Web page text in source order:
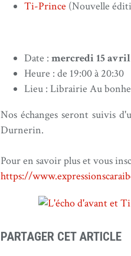
Ti-Prince (Nouvelle
Date : mercredi 15 avril
Heure : de 19:00 à 20:30
Lieu : Librairie Au
Nos échanges seront suivis
Durnerin.
Pour en savoir plus et vous
https://www.
PARTAGER CET ARTICLE